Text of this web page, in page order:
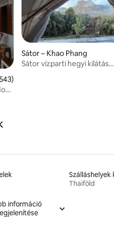
5/4,87, 543 vélemény
Sátor – Khao Phang
Sátor vízparti hegyi kilátás
Szálláshelyek
Thaiföld
információ